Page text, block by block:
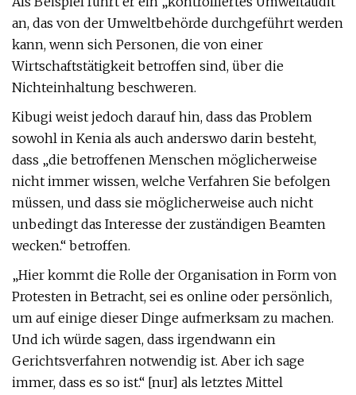
an, das von der Umweltbehörde durchgeführt werden
kann, wenn sich Personen, die von einer
Wirtschaftstätigkeit betroffen sind, über die
Nichteinhaltung beschweren.
Kibugi weist jedoch darauf hin, dass das Problem
sowohl in Kenia als auch anderswo darin besteht,
dass „die betroffenen Menschen möglicherweise
nicht immer wissen, welche Verfahren Sie befolgen
müssen, und dass sie möglicherweise auch nicht
unbedingt das Interesse der zuständigen Beamten
wecken.“ betroffen.
„Hier kommt die Rolle der Organisation in Form von
Protesten in Betracht, sei es online oder persönlich,
um auf einige dieser Dinge aufmerksam zu machen.
Und ich würde sagen, dass irgendwann ein
Gerichtsverfahren notwendig ist. Aber ich sage
immer, dass es so ist.“ [nur] als letztes Mittel